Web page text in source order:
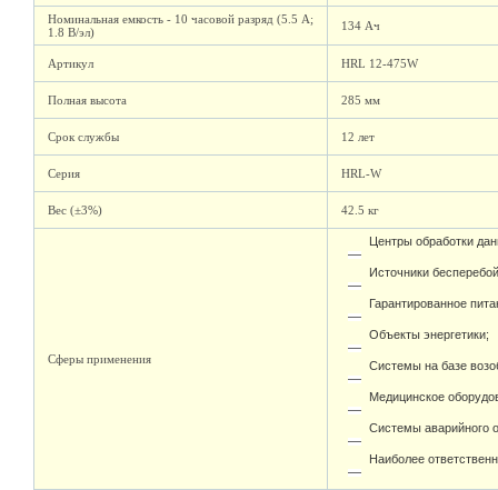
Номинальная емкость - 10 часовой разряд (5.5 А;
1.8 В/эл)
134 Ач
Артикул HRL 12-475W
Полная высота 285 мм
Срок службы 12 лет
Серия HRL-W
Вес (±3%) 42.5 кг
Сферы применения
Центры обработки
Источники
Гарантированное
Объекты энергетики;
Системы на базе
Медицинское
Системы аварийного
Наиболее